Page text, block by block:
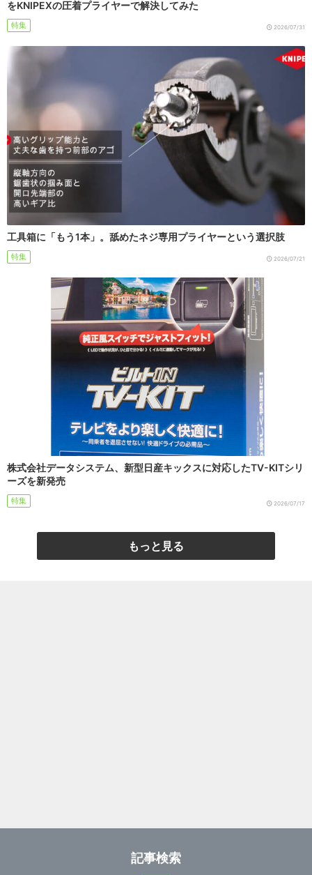
をKNIPEXの圧着プライヤーで解決してみた
特集 2026/07/31
工具箱に「もう1本」。舐めたネジ専用プライヤーという選択肢
特集 2026/07/21
株式会社データシステム、新型日産キックスに対応したTV-KITシリ
ーズを新発売
特集 2026/07/17
もっと見る
記事検索